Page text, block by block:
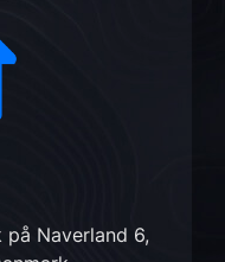
på Naverland 6,